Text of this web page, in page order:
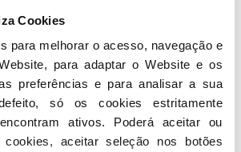
Cookies
para melhorar o acesso, navegação e
para adaptar o Website e os
preferências e para analisar a sua
só os cookies estritamente
ativos. Poderá aceitar ou
aceitar seleção nos botões